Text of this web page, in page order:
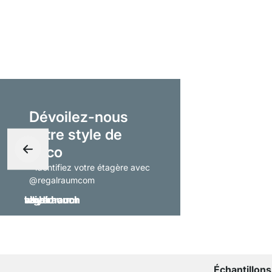
Dévoilez-nous
votre style de
déco
- identifiez votre étagère avec
@regalraumcom